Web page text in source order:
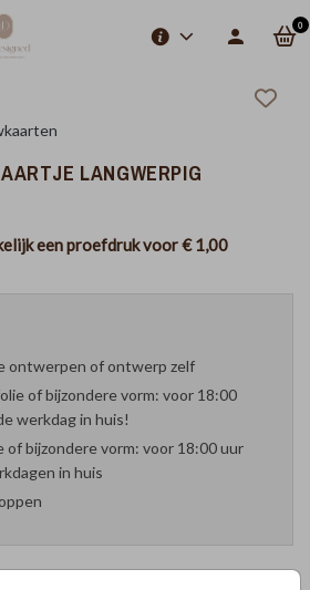
0
LANGWERPIG
een proefdruk voor€ 1,00
ontwerpen of ontwerp zelf
of bijzondere vorm: voor 18:00
werkdag in huis!
of bijzondere vorm: voor 18:00 uur
in huis